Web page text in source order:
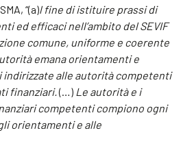
“(a)l fine di istituire prassi di
ed efficaci nell’ambito del SEVIF
comune, uniforme e coerente
emana orientamenti e
indirizzate alle autorità competenti
finanziari.(…) Le autorità e i
competenti compiono ogni
orientamenti e alle